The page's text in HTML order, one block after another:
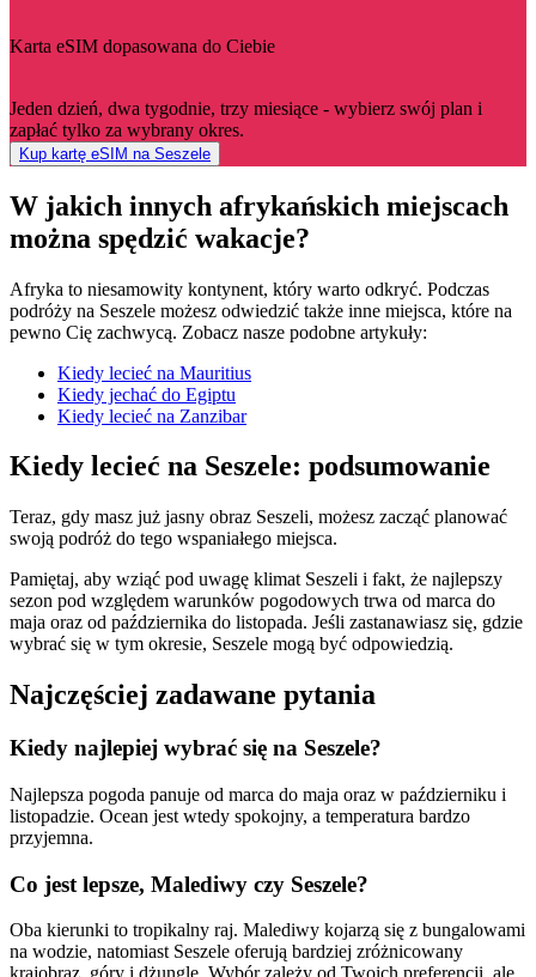
Karta eSIM dopasowana do Ciebie
Jeden dzień, dwa tygodnie, trzy miesiące - wybierz swój plan i
zapłać tylko za wybrany okres.
Kup kartę eSIM na Seszele
W jakich innych afrykańskich miejscach
można spędzić wakacje?
Afryka to niesamowity kontynent, który warto odkryć. Podczas
podróży na Seszele możesz odwiedzić także inne miejsca, które na
pewno Cię zachwycą. Zobacz nasze podobne artykuły:
Kiedy lecieć na Mauritius
Kiedy jechać do Egiptu
Kiedy lecieć na Zanzibar
Kiedy lecieć na Seszele: podsumowanie
Teraz, gdy masz już jasny obraz Seszeli, możesz zacząć planować
swoją podróż do tego wspaniałego miejsca.
Pamiętaj, aby wziąć pod uwagę klimat Seszeli i fakt, że najlepszy
sezon pod względem warunków pogodowych trwa od marca do
maja oraz od października do listopada. Jeśli zastanawiasz się, gdzie
wybrać się w tym okresie, Seszele mogą być odpowiedzią.
Najczęściej zadawane pytania
Kiedy najlepiej wybrać się na Seszele?
Najlepsza pogoda panuje od marca do maja oraz w październiku i
listopadzie. Ocean jest wtedy spokojny, a temperatura bardzo
przyjemna.
Co jest lepsze, Malediwy czy Seszele?
Oba kierunki to tropikalny raj. Malediwy kojarzą się z bungalowami
na wodzie, natomiast Seszele oferują bardziej zróżnicowany